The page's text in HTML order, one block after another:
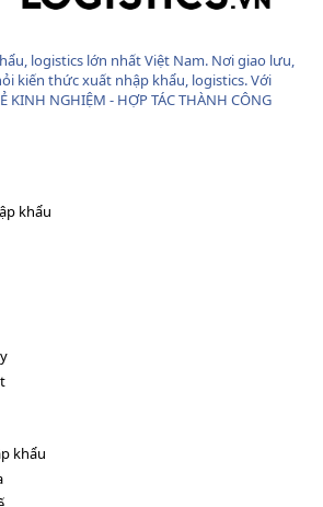
logistics lớn nhất Việt Nam. Nơi giao lưu,
kiến thức xuất nhập khẩu, logistics. Với
KINH NGHIỆM - HỢP TÁC THÀNH CÔNG
khẩu
khẩu